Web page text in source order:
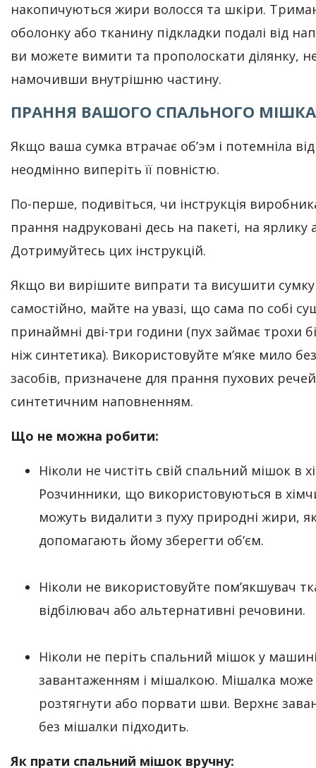
накопичуються жири волосся та шкіри.
оболонку або тканину підкладки подалі від
ви можете вимити та прополоскати ділянку,
намочивши внутрішню частину.
ПРАННЯ ВАШОГО СПАЛЬНОГО МІШКА
Якщо ваша сумка втрачає об’эм і потемніла
неодмінно виперіть її повністю.
По-перше, подивіться, чи інструкція
прання надруковані десь на пакеті, на ярлику
Дотримуйтесь цих інструкцій.
Якщо ви вирішите випрати та висушити сумку
самостійно, майте на увазі, що сама по собі
принаймні дві-три години (пух займає трохи
ніж синтетика). Використовуйте м’яке мило
засобів, призначене для прання пухових речей
синтетичним наповненням.
Що не можна робити:
Ніколи не чистіть свій спальний мішок в
Розчинники, що використовуються в
можуть видалити з пуху природні жири,
допомагають йому зберегти об’єм.
Ніколи не використовуйте пом’якшувач
відбілювач або альтернативні речовини.
Ніколи не періть спальний мішок у
завантаженням і мішалкою. Мішалка може
розтягнути або порвати шви. Верхнє
без мішалки підходить.
Як прати спальний мішок вручну: